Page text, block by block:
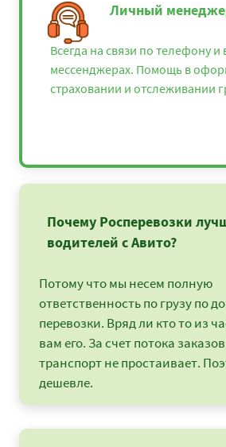
Личный
Всегда на связи по телефону и
мессенджерах. Помощь в
страховании и отслеживании
Почему Росперевозки
водителей с Авито?
Потому что мы несем полную
ответственность по грузу по
перевозки. Вряд ли кто то из
вам его. За счет потока
транспорт не простаивает.
дешевле.